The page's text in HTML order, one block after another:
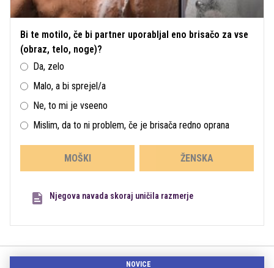
Bi te motilo, če bi partner uporabljal eno brisačo za vse
(obraz, telo, noge)?
Da, zelo
Malo, a bi sprejel/a
Ne, to mi je vseeno
Mislim, da to ni problem, če je brisača redno oprana
MOŠKI ŽENSKA
Njegova navada skoraj uničila razmerje
NOVICE